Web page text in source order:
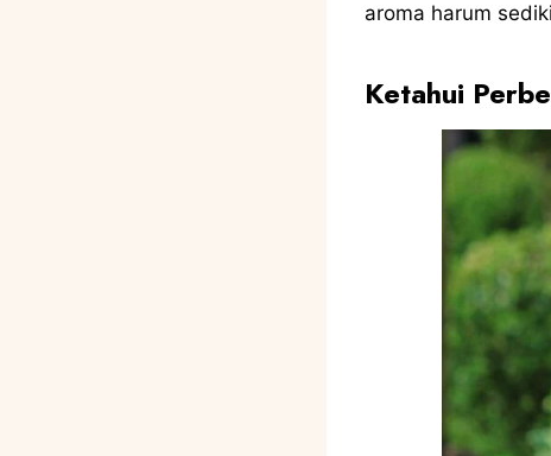
aroma harum
Ketahui